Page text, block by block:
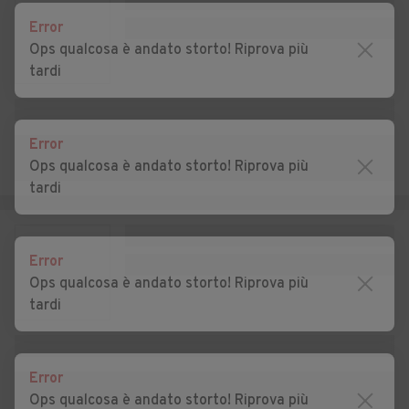
Auto usate Confienza
Auto usate Corana
Auto usate Cornale e
Auto usate Corteolona e
Genzone
Auto usate Corvino San
Auto usate Costa de' Nobili Auto usate Cozzo
Auto usate Cura Carpignano Auto usate Dorno
Erbognone
Auto usate Fortunago
Auto usate Gambolò
Error
Ops qualcosa è andato storto! Riprova più
tardi
Error
Ops qualcosa è andato storto! Riprova più
tardi
Error
Ops qualcosa è andato storto! Riprova più
tardi
Error
Ops qualcosa è andato storto! Riprova più